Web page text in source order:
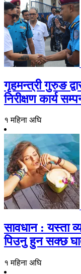
गृहमन्त्री गुरुङ
निरीक्षण कार्य
१ महिना अघि
सावधान : यस्ता
पिउनु हुन सक्छ
१ महिना अघि